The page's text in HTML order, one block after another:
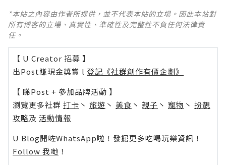
*本站之內容由作者所提供，並不代表本站的立場。因此本站對
所有博客的立場、真實性、準確性及完整性不負任何法律責
任。
【 U Creator 招募 】
出Post賺現金獎賞 l 登記《社群創作有價企劃》
【 睇Post + 參加品牌活動 】
瀏覽更多社群 打卡 丶 旅遊 丶 美食 丶 親子 丶 寵物 丶 扮靚
攻略及 活動情報
U Blog開咗WhatsApp啦！發掘更多吃喝玩樂資訊！
Follow 我哋 ！